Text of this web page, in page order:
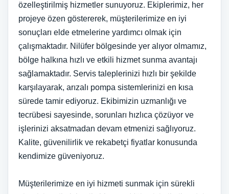
özelleştirilmiş hizmetler sunuyoruz. Ekiplerimiz, her
projeye özen göstererek, müşterilerimize en iyi
sonuçları elde etmelerine yardımcı olmak için
çalışmaktadır. Nilüfer bölgesinde yer alıyor olmamız,
bölge halkına hızlı ve etkili hizmet sunma avantajı
sağlamaktadır. Servis taleplerinizi hızlı bir şekilde
karşılayarak, arızalı pompa sistemlerinizi en kısa
sürede tamir ediyoruz. Ekibimizin uzmanlığı ve
tecrübesi sayesinde, sorunları hızlıca çözüyor ve
işlerinizi aksatmadan devam etmenizi sağlıyoruz.
Kalite, güvenilirlik ve rekabetçi fiyatlar konusunda
kendimize güveniyoruz.
Müşterilerimize en iyi hizmeti sunmak için sürekli